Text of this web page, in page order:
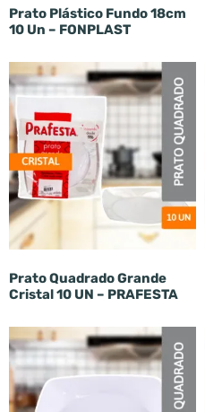
Prato Plástico Fundo 18cm
10 Un – FONPLAST
Prato Quadrado Grande
Cristal 10 UN – PRAFESTA